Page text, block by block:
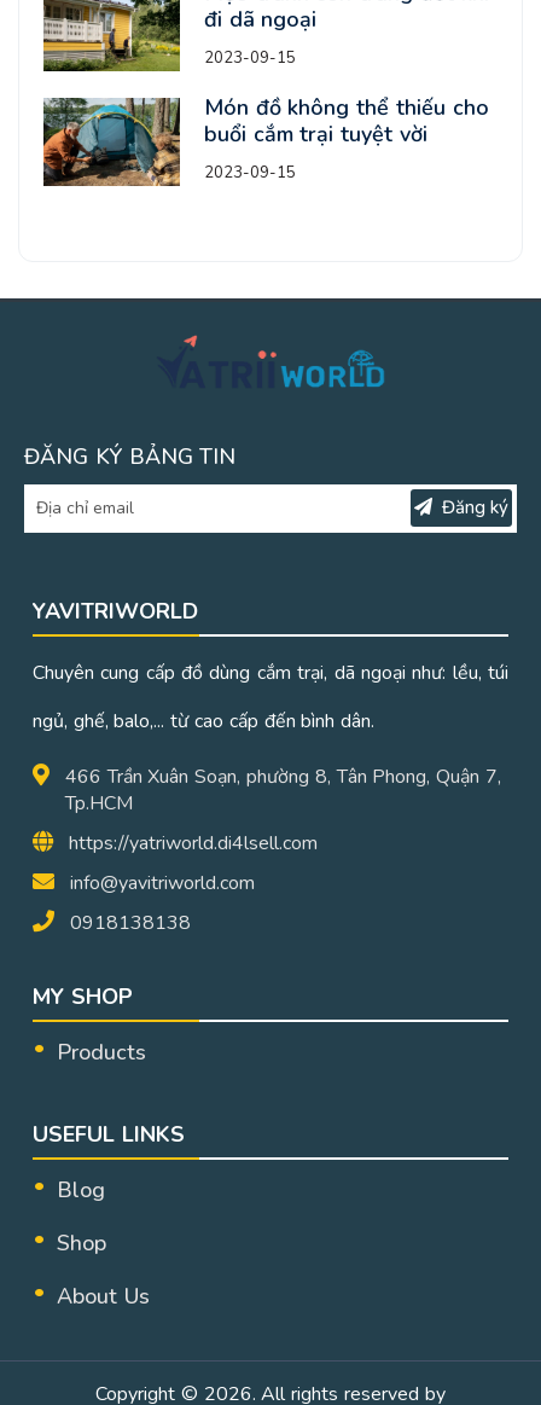
đi dã ngoại
2023-09-15
Món đồ không thể thiếu cho
buổi cắm trại tuyệt vời
2023-09-15
ĐĂNG KÝ BẢNG TIN
Đăng ký
YAVITRIWORLD
Chuyên cung cấp đồ dùng cắm trại, dã ngoại như: lều, túi
ngủ, ghế, balo,... từ cao cấp đến bình dân.
466 Trần Xuân Soạn, phường 8, Tân Phong, Quận 7,
Tp.HCM
https://yatriworld.di4lsell.com
info@yavitriworld.com
0918138138
MY SHOP
Products
USEFUL LINKS
Blog
Shop
About Us
Copyright © 2026. All rights reserved by